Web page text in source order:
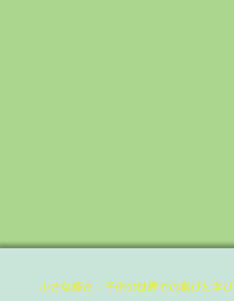
小さな輝き：子供の世界での喜びと学び